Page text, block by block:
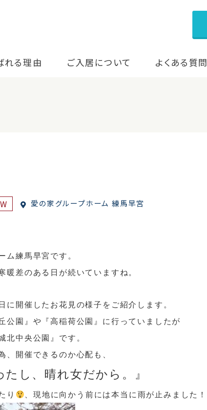
れる理由 ご入居について よくある質問
愛の家グループホーム 練馬早宮
ム練馬早宮です。
暖差のある日が続いていますね。
に開催したお花見の様子をご紹介します。
公園』や『高稲荷公園』に行っていましたが
北中央公園』です。
、開催できるのか心配も、
し、晴れ女だから。』
り 、現地に向かう前には本当に雨が止みました！